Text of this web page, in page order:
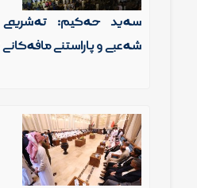
سەید حەكیم:
شەعبی و پاراستنی